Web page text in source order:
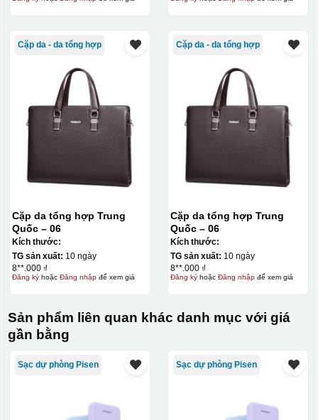
Cặp da - da tổng hợp
Cặp da tổng hợp Trung
Quốc – 06
Kích thước:
TG sản xuất: 10 ngày
8**.000 ₫
Đăng kýhoặc Đăng nhậpđể xem giá
Cặp da - da tổng hợp
Cặp da tổng hợp Trung
Quốc – 06
Kích thước:
TG sản xuất: 10 ngày
8**.000 ₫
Đăng kýhoặc Đăng nhậpđể xem giá
Sản phẩm liên quan khác danh mục với giá
gần bằng
Sạc dự phòng Pisen Sạc dự phòng Pisen